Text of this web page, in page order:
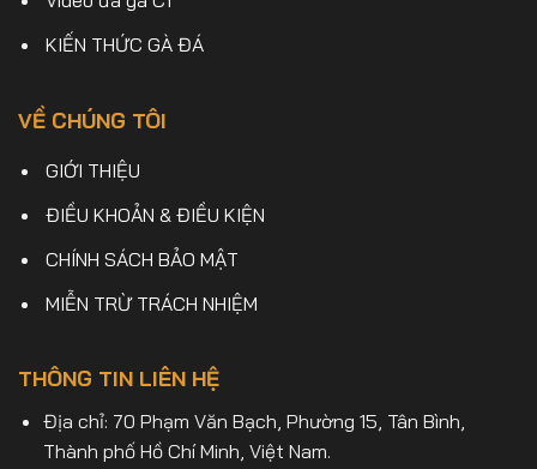
KIẾN THỨC GÀ ĐÁ
VỀ CHÚNG TÔI
GIỚI THIỆU
ĐIỀU KHOẢN & ĐIỀU KIỆN
CHÍNH SÁCH BẢO MẬT
MIỄN TRỪ TRÁCH NHIỆM
THÔNG TIN LIÊN HỆ
Địa chỉ: 70 Phạm Văn Bạch, Phường 15, Tân Bình,
Thành phố Hồ Chí Minh, Việt Nam.